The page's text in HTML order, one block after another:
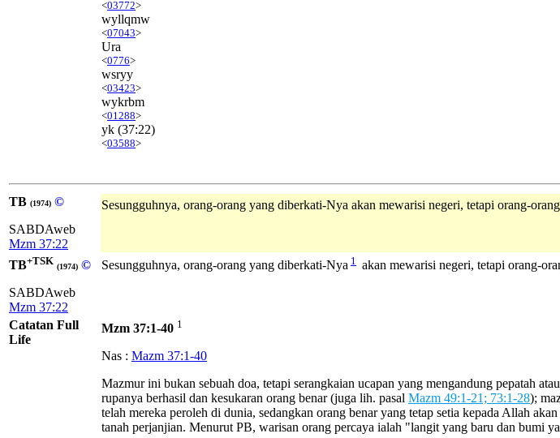
<03772>
wyllqmw
<07043>
Ura
<0776>
wsryy
<03423>
wykrbm
<01288>
yk (37:22)
<03588>
TB (1974) ©
SABDAweb
Mzm 37:22
Sesungguhnya, orang-orang yang diberkati-Nya akan mewarisi negeri, tetapi orang-
TB+TSK (1974) ©
SABDAweb
Mzm 37:22
Sesungguhnya, orang-orang yang diberkati-Nya 1 akan mewarisi negeri, tetapi orang-
Catatan Full
Life
Mzm 37:1-40 1
Nas : Mazm 37:1-40
Mazmur ini bukan sebuah doa, tetapi serangkaian ucapan yang mengandung pepatah
rupanya berhasil dan kesukaran orang benar (juga lih. pasal Mazm 49:1-21; 73:1-28);
telah mereka peroleh di dunia, sedangkan orang benar yang tetap setia kepada Allah
tanah perjanjian. Menurut PB, warisan orang percaya ialah "langit yang baru dan bumi